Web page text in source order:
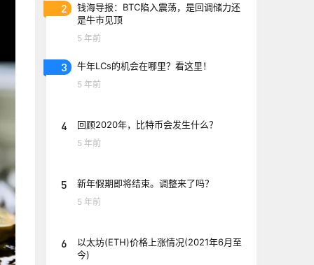
2
钱海导报：BTC陷入震荡，是回调储力还
是牛市见顶
5 年前
3 牛年LCs的机会在哪里？看这里！
5 年前
4 回顾2020年，比特币会发生什么？
5 年前
5 新年假期即将结束。调整来了吗？
5 年前
6
以太坊(ETH)价格上涨情况(2021年6月至
今)